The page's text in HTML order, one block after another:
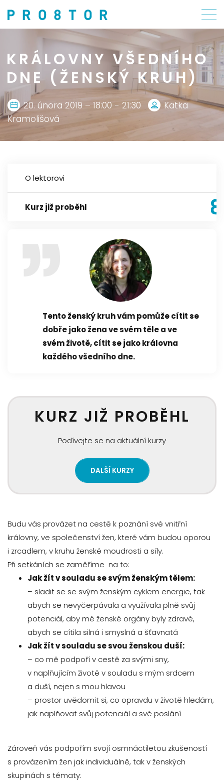
KRÁLOVNY VŠEDNÍHO
DNE (ŽENSKÝ KRUH)
20. února 2019 – 18:00 - 21:30
Katka
Kramolišová
O lektorovi
Kurz již proběhl
Tento ženský kruh vám pomůže cítit se
dobře jako žena ve svém těle a ve
svém životě, cítit se jako královna
každého všedního dne.
KURZ JIŽ PROBĚHL
Podívejte se na aktuální kurzy
DALŠÍ KURZY
Budu vás provázet na cestě k poznání své vnitřní
královny, ve společenství žen, které vám budou oporou
i zrcadlem, v kruhu ženské moudrosti a síly.
Při setkáních se zaměříme na to:
Jak žít v souladu se svým ženským tělem:
– sladit se se svým ženským cyklem energie, tak
abych se nevyčerpávala a využívala plně svůj
potenciál, aby mé ženské orgány byly zdravé,
abych se cítila silná i smyslná a šťavnatá
Jak žít v souladu se svou ženskou duší:
– co mě podpoří v cestě za svými sny,
v naplňujícím životě v souladu s mým srdcem
a duší, nejen s mou hlavou
– prostor uvědomit si, co opravdu v životě hledám,
jak naplňovat svůj potenciál a své poslání
Zároveň vás podpořím svojí osmnáctiletou zkušeností
s provázením žen jak individuálně, tak v ženských
skupinách s tématy: